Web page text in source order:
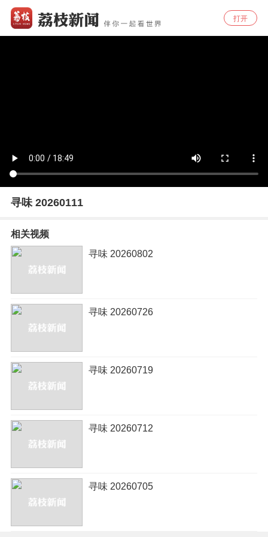
打开
寻味 20260111
相关视频
寻味 20260802
寻味 20260726
寻味 20260719
寻味 20260712
寻味 20260705